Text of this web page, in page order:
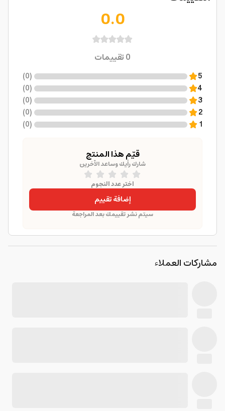
0.0
0تقييمات
5
(
0
)
4
(
0
)
3
(
0
)
2
(
0
)
1
(
0
)
قيّم هذا المنتج
شارك رأيك وساعد الآخرين
اختر عدد النجوم
إضافة تقييم
سيتم نشر تقييمك بعد المراجعة
مشاركات العملاء